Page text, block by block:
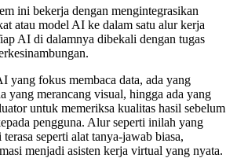
ini bekerja dengan mengintegrasikan
atau model AI ke dalam satu alur kerja
AI di dalamnya dibekali dengan tugas
yang fokus membaca data, ada yang
yang merancang visual, hingga ada yang
untuk memeriksa kualitas hasil sebelum
pengguna. Alur seperti inilah yang
seperti alat tanya-jawab biasa,
menjadi asisten kerja virtual yang nyata.